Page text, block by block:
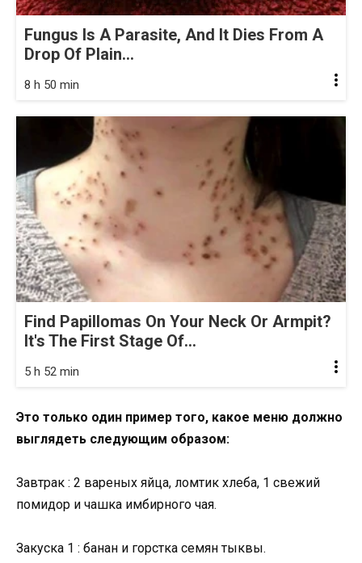
Fungus Is A Parasite, And It Dies From A
Drop Of Plain...
8 h 50 min
Find Papillomas On Your Neck Or Armpit?
It's The First Stage Of...
5 h 52 min
Это только один пример того, какое меню должно
выглядеть следующим образом:
Завтрак : 2 вареных яйца, ломтик хлеба, 1 свежий
помидор и чашка имбирного чая.
Закуска 1 : банан и горстка семян тыквы.